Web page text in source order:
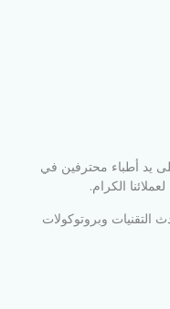
على يد أطباء محترفين في
الكرام.
وبروتوكولات